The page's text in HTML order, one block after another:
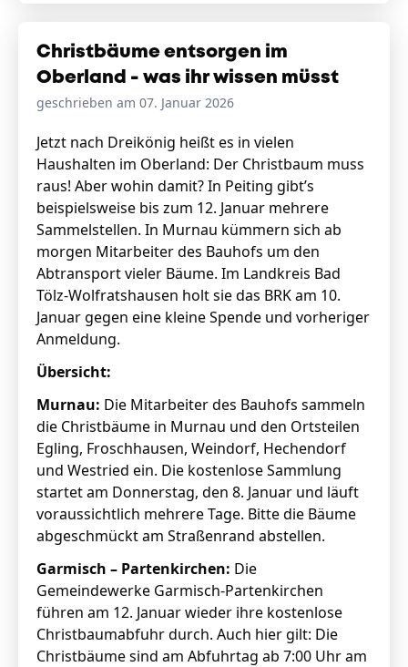
Christbäume entsorgen im
Oberland - was ihr wissen müsst
geschrieben am 07. Januar 2026
Jetzt nach Dreikönig heißt es in vielen
Haushalten im Oberland: Der Christbaum muss
raus! Aber wohin damit? In Peiting gibt’s
beispielsweise bis zum 12. Januar mehrere
Sammelstellen. In Murnau kümmern sich ab
morgen Mitarbeiter des Bauhofs um den
Abtransport vieler Bäume. Im Landkreis Bad
Tölz-Wolfratshausen holt sie das BRK am 10.
Januar gegen eine kleine Spende und vorheriger
Anmeldung.
Übersicht:
Murnau: Die Mitarbeiter des Bauhofs sammeln
die Christbäume in Murnau und den Ortsteilen
Egling, Froschhausen, Weindorf, Hechendorf
und Westried ein. Die kostenlose Sammlung
startet am Donnerstag, den 8. Januar und läuft
voraussichtlich mehrere Tage. Bitte die Bäume
abgeschmückt am Straßenrand abstellen.
Garmisch – Partenkirchen: Die
Gemeindewerke Garmisch-Partenkirchen
führen am 12. Januar wieder ihre kostenlose
Christbaumabfuhr durch. Auch hier gilt: Die
Christbäume sind am Abfuhrtag ab 7:00 Uhr am